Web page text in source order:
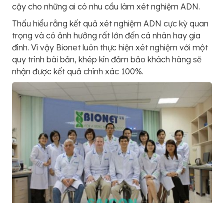
cậy cho những ai có nhu cầu làm xét nghiệm ADN.
Thấu hiểu rằng kết quả xét nghiệm ADN cực kỳ quan
trọng và có ảnh hưởng rất lớn đến cá nhân hay gia
đình. Vì vậy Bionet luôn thực hiện xét nghiệm với một
quy trình bài bản, khép kín đảm bảo khách hàng sẽ
nhận được kết quả chính xác 100%.